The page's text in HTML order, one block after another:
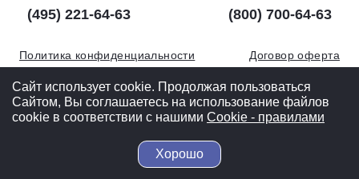
(495) 221-64-63 (800) 700-64-63
Политика конфиденциальности
Договор оферта
Обработка персональных данных
СОУТ
Полная версия
© 2004-2026 ВелоСклад.ру - более 20 лет радуем Вас!
Сайт использует cookie. Продолжая пользоваться
Сайтом, Вы соглашаетесь на использование файлов
cookie в соответствии с нашими Cookiе - правилами
Хорошо